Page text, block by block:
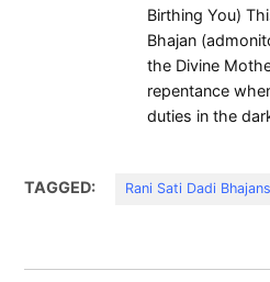
Birthing You)
Bhajan
the Divine
repentance
duties in the
TAGGED: Rani Sati Dadi Bhajans